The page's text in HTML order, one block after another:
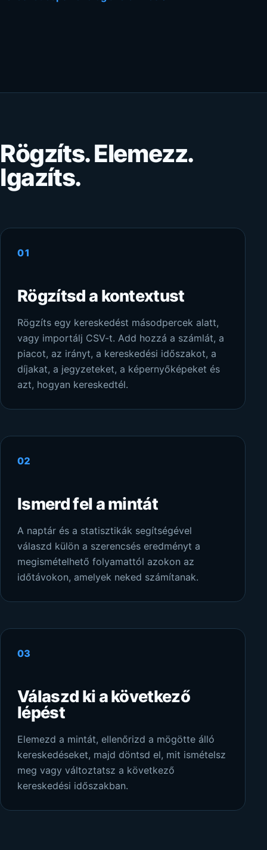
Rögzíts. Elemezz.
Igazíts.
01
Rögzítsd a kontextust
Rögzíts egy kereskedést másodpercek alatt,
vagy importálj CSV-t. Add hozzá a számlát, a
piacot, az irányt, a kereskedési időszakot, a
díjakat, a jegyzeteket, a képernyőképeket és
azt, hogyan kereskedtél.
02
Ismerd fel a mintát
A naptár és a statisztikák segítségével
válaszd külön a szerencsés eredményt a
megismételhető folyamattól azokon az
időtávokon, amelyek neked számítanak.
03
Válaszd ki a következő
lépést
Elemezd a mintát, ellenőrizd a mögötte álló
kereskedéseket, majd döntsd el, mit ismételsz
meg vagy változtatsz a következő
kereskedési időszakban.